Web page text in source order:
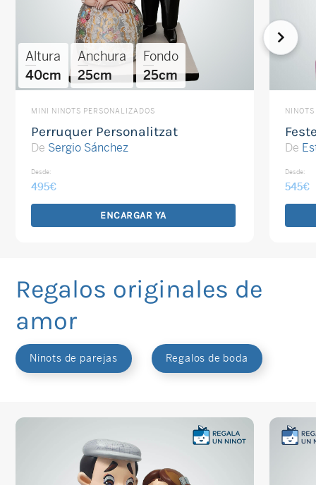
Altura
40cm
Anchura
25cm
Fondo
25cm
MINI NINOTS PERSONALIZADOS
Perruquer Personalitzat
De Sergio Sánchez
Desde:
495€
ENCARGAR YA
NINOTS
De
Desde:
545€
Regalos originales de
amor
Ninots de parejas Regalos de boda